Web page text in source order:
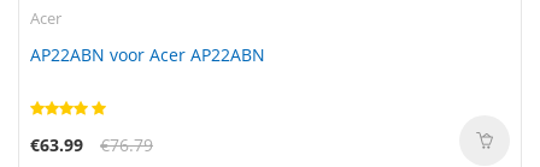
Acer
AP22ABN voor Acer AP22ABN
€63.99 €76.79